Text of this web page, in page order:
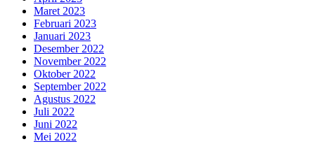
Maret 2023
Februari 2023
Januari 2023
Desember 2022
November 2022
Oktober 2022
September 2022
Agustus 2022
Juli 2022
Juni 2022
Mei 2022